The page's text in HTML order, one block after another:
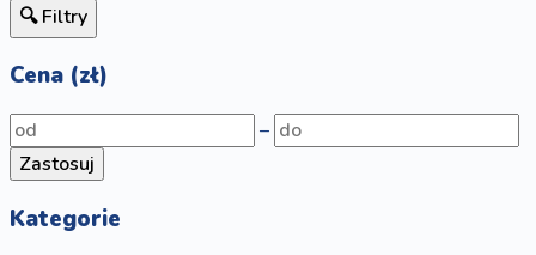
🔍 Filtry
Cena (zł)
–
Zastosuj
Kategorie